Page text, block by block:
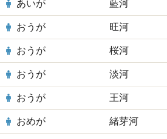
あいが 藍河
おうが 旺河
おうが 桜河
おうが 淡河
おうが 王河
おめが 緒芽河